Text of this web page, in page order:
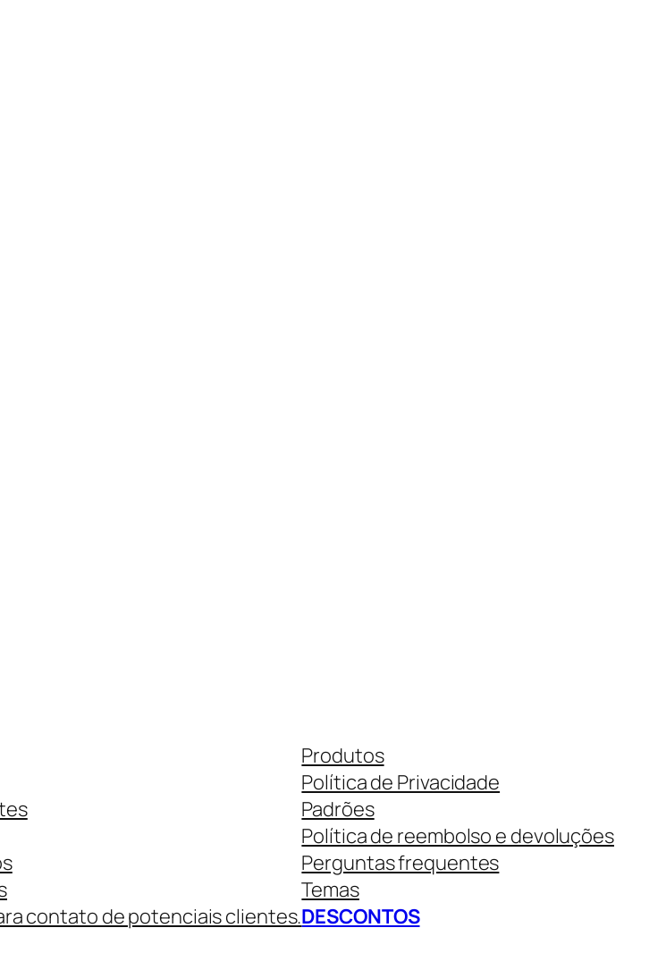
contato de potenciais clientes.
Produtos
Política de Privacidade
Padrões
Política de reembolso e devoluções
Perguntas frequentes
Temas
DESCONTOS